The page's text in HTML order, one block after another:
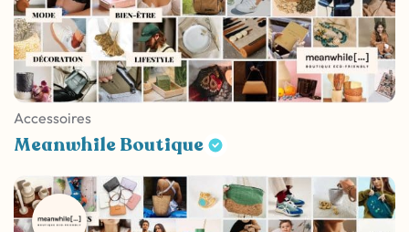
Accessoires
Meanwhile Boutique